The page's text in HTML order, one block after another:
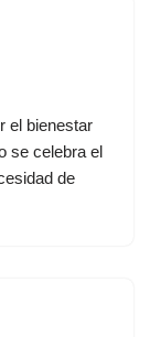
el bienestar
se celebra el
de